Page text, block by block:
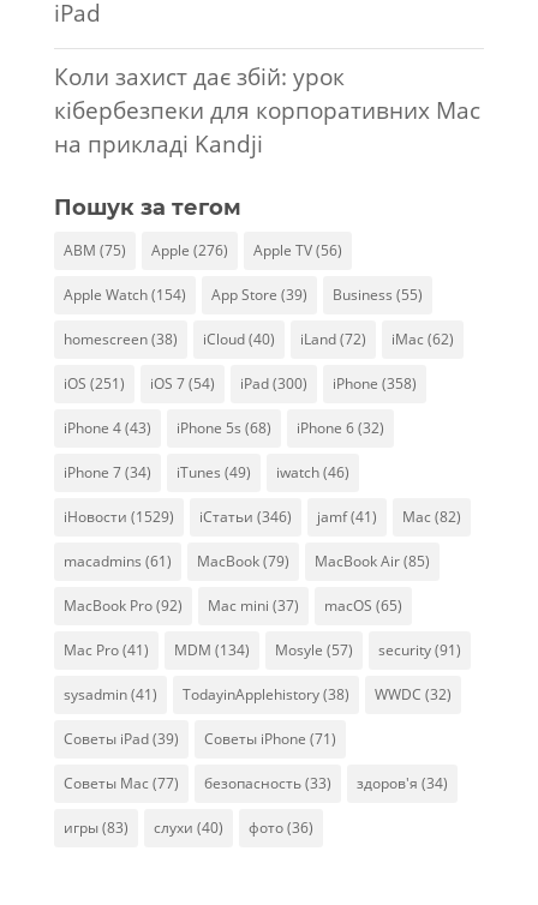
iPad
Коли захист дає збій: урок
кібербезпеки для корпоративних Mac
на прикладі Kandji
Пошук за тегом
ABM (75) Apple (276) Apple TV(56)
Apple Watch(154) App Store (39) Business (55)
homescreen(38) iCloud(40) iLand(72) iMac (62)
iOS (251) iOS 7(54) iPad(300) iPhone (358)
iPhone 4(43) iPhone 5s (68) iPhone 6(32)
iPhone 7(34) iTunes (49) iwatch(46)
iНовости (1529) iСтатьи (346) jamf(41) Mac (82)
macadmins (61) MacBook(79) MacBook Air(85)
MacBook Pro(92) Mac mini (37) macOS (65)
Mac Pro(41) MDM (134) Mosyle (57) security(91)
sysadmin(41) TodayinApplehistory(38) WWDC (32)
Советы iPad(39) Советы iPhone (71)
Советы Mac (77) безопасность(33) здоров'я (34)
игры(83) слухи (40) фото(36)